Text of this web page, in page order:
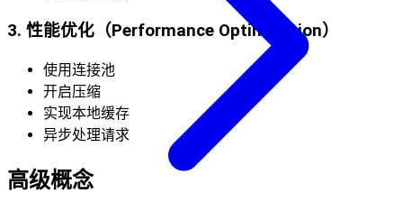
3. 性能优化（Performance Optimization）
使用连接池
开启压缩
实现本地缓存
异步处理请求
高级概念